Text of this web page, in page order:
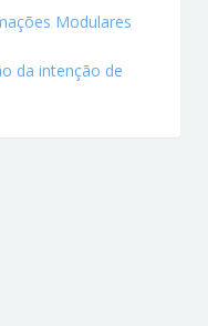
Modulares
da intenção de